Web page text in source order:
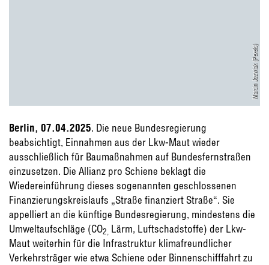
Marcin Jozwiak (Pexels)
Berlin, 07.04.2025. Die neue Bundesregierung
beabsichtigt, Einnahmen aus der Lkw-Maut wieder
ausschließlich für Baumaßnahmen auf Bundesfernstraßen
einzusetzen. Die Allianz pro Schiene beklagt die
Wiedereinführung dieses sogenannten geschlossenen
Finanzierungskreislaufs „Straße finanziert Straße“. Sie
appelliert an die künftige Bundesregierung, mindestens die
Umweltaufschläge (CO2, Lärm, Luftschadstoffe) der Lkw-
Maut weiterhin für die Infrastruktur klimafreundlicher
Verkehrsträger wie etwa Schiene oder Binnenschifffahrt zu